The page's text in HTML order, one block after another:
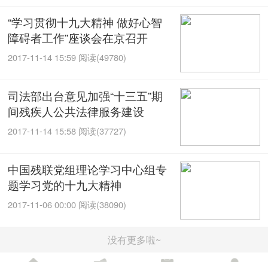
“学习贯彻十九大精神 做好心智
障碍者工作”座谈会在京召开
2017-11-14 15:59 阅读(49780)
司法部出台意见加强“十三五”期
间残疾人公共法律服务建设
2017-11-14 15:58 阅读(37727)
中国残联党组理论学习中心组专
题学习党的十九大精神
2017-11-06 00:00 阅读(38090)
没有更多啦~